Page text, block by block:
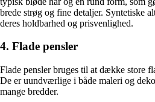
brede strøg og fine detaljer. Syntetiske
deres holdbarhed og prisvenlighed.
4. Flade pensler
Flade pensler bruges til at dække store
De er uundværlige i både maleri og
mange bredder.